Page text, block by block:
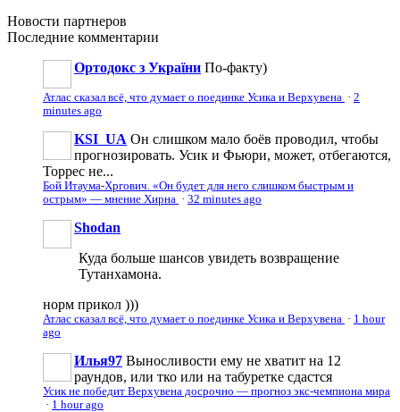
Новости партнеров
Последние комментарии
Ортодокс з України По-факту)
Атлас сказал всё, что думает о поединке Усика и Верхувена · 2
minutes ago
KSI_UA Он слишком мало боёв проводил, чтобы
прогнозировать. Усик и Фьюри, может, отбегаются,
Торрес не...
Бой Итаума-Хргович. «Он будет для него слишком быстрым и
острым» — мнение Хирна · 32 minutes ago
Shodan
Куда больше шансов увидеть возвращение
Тутанхамона.
норм прикол )))
Атлас сказал всё, что думает о поединке Усика и Верхувена · 1 hour
ago
Илья97 Выносливости ему не хватит на 12
раундов, или тко или на табуретке сдастся
Усик не победит Верхувена досрочно — прогноз экс-чемпиона мира
· 1 hour ago